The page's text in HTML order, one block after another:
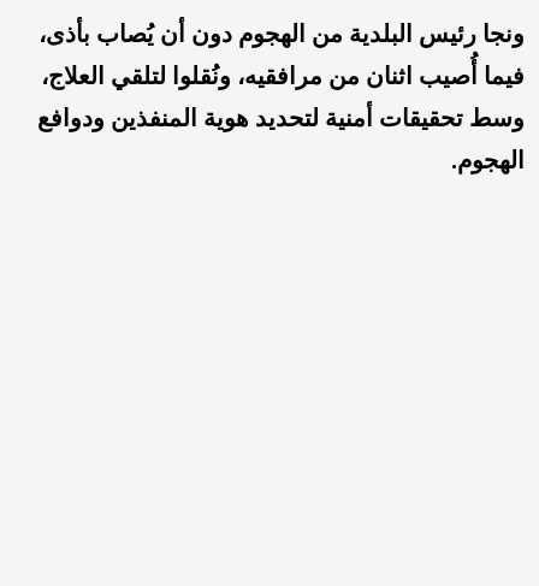
ونجا رئيس البلدية من الهجوم دون أن يُصاب بأذى،
فيما أُصيب اثنان من مرافقيه، ونُقلوا لتلقي العلاج،
وسط تحقيقات أمنية لتحديد هوية المنفذين ودوافع
الهجوم.